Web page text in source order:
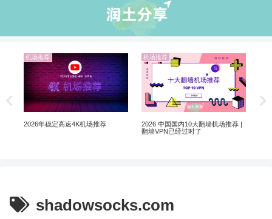
机场推荐
2026年稳定高速4K机场推荐
机场推荐
2026 中国国内10大翻墙机场推荐 |
翻墙VPN已经过时了
shadowsocks.com